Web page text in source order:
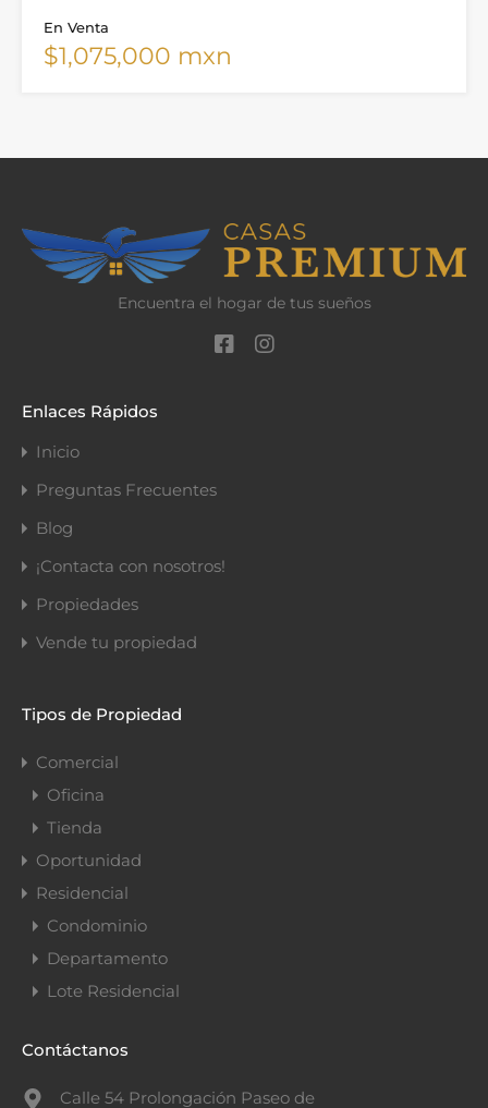
En Venta
$1,075,000 mxn
Encuentra el hogar de tus sueños
Enlaces Rápidos
Inicio
Preguntas Frecuentes
Blog
¡Contacta con nosotros!
Propiedades
Vende tu propiedad
Tipos de Propiedad
Comercial
Oficina
Tienda
Oportunidad
Residencial
Condominio
Departamento
Lote Residencial
Contáctanos
Calle 54 Prolongación Paseo de